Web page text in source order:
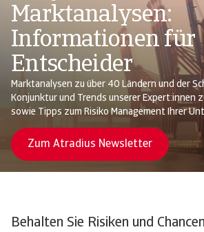
Marktanalysen:
Informationen für
Entscheider
Marktanalysen zu über 40 Ländern und der
Konjunktur und Trends unserer Expert:innen
sowie Tipps zum Risiko Management Ihrer
Zum Atradius Newsletter
Behalten Sie Risiken und